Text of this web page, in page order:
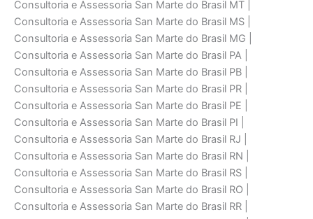
Consultoria e Assessoria San Marte do Brasil MT |
Consultoria e Assessoria San Marte do Brasil MS |
Consultoria e Assessoria San Marte do Brasil MG |
Consultoria e Assessoria San Marte do Brasil PA |
Consultoria e Assessoria San Marte do Brasil PB |
Consultoria e Assessoria San Marte do Brasil PR |
Consultoria e Assessoria San Marte do Brasil PE |
Consultoria e Assessoria San Marte do Brasil PI |
Consultoria e Assessoria San Marte do Brasil RJ |
Consultoria e Assessoria San Marte do Brasil RN |
Consultoria e Assessoria San Marte do Brasil RS |
Consultoria e Assessoria San Marte do Brasil RO |
Consultoria e Assessoria San Marte do Brasil RR |